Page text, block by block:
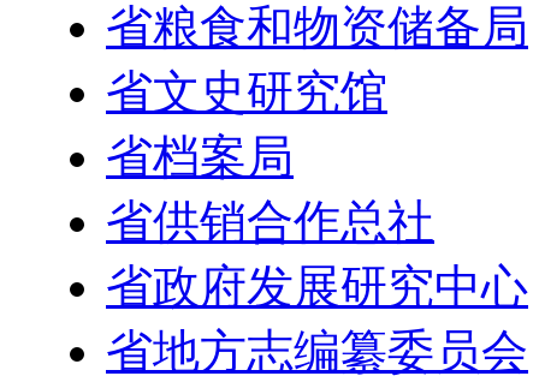
省粮食和物资储备局
省文史研究馆
省档案局
省供销合作总社
省政府发展研究中心
省地方志编纂委员会